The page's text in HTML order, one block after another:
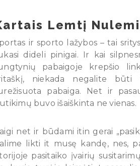
Lemtį
ir sporto lažybos – tai
dideli pinigai. Ir kai
pabaigoje krepšio
niekada negalite
pabaiga. Net ir
buvo išaiškinta ne vienas.
net ir būdami itin gerai
likti it musę kandę, nes,
pasitaiko įvairių